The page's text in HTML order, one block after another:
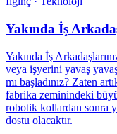
Yakında İş
Yakında İş
veya işyerini yavaş
mı başladınız? Zaten
fabrika zeminindeki
robotik kollardan sonra
dostu olacaktır.